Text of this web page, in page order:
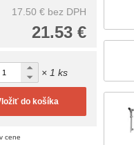
17.50 € bez DPH
21.53 €
× 1 ks
do košíka
cene